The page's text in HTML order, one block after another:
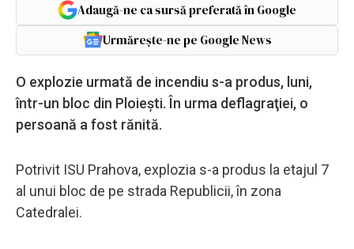
Adaugă-ne ca sursă preferată în Google
Urmărește-ne pe Google News
O explozie urmată de incendiu s-a produs, luni,
într-un bloc din Ploiești. În urma deflagraţiei, o
persoană a fost rănită.
Potrivit ISU Prahova, explozia s-a produs la etajul 7
al unui bloc de pe strada Republicii, în zona
Catedralei.